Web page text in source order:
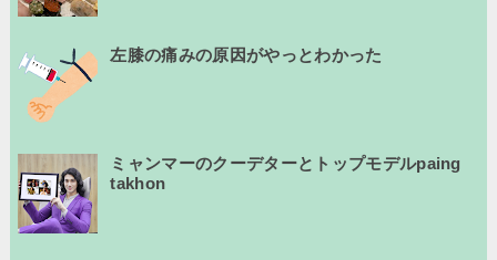
左膝の痛みの原因がやっとわかった
ミャンマーのクーデターとトップモデルpaing
takhon